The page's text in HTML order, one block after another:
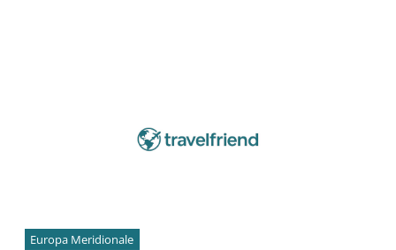
Europa Meridionale